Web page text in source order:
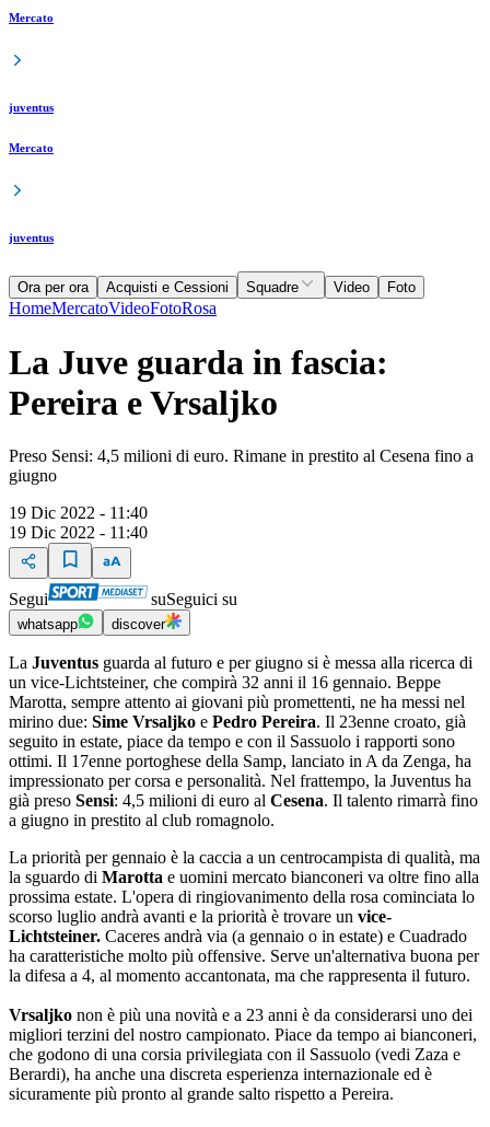
Mercato
juventus
Mercato
juventus
Ora per ora Acquisti e Cessioni Squadre Video Foto
HomeMercatoVideoFotoRosa
La Juve guarda in fascia:
Pereira e Vrsaljko
Preso Sensi: 4,5 milioni di euro. Rimane in prestito al Cesena fino a
giugno
19 Dic 2022 - 11:40
19 Dic 2022 - 11:40
Segui suSeguici su
whatsapp discover
La Juventus guarda al futuro e per giugno si è messa alla ricerca di
un vice-Lichtsteiner, che compirà 32 anni il 16 gennaio. Beppe
Marotta, sempre attento ai giovani più promettenti, ne ha messi nel
mirino due: Sime Vrsaljko e Pedro Pereira. Il 23enne croato, già
seguito in estate, piace da tempo e con il Sassuolo i rapporti sono
ottimi. Il 17enne portoghese della Samp, lanciato in A da Zenga, ha
impressionato per corsa e personalità. Nel frattempo, la Juventus ha
già preso Sensi: 4,5 milioni di euro al Cesena. Il talento rimarrà fino
a giugno in prestito al club romagnolo.
La priorità per gennaio è la caccia a un centrocampista di qualità, ma
la sguardo di Marotta e uomini mercato bianconeri va oltre fino alla
prossima estate. L'opera di ringiovanimento della rosa cominciata lo
scorso luglio andrà avanti e la priorità è trovare un vice-
Lichtsteiner. Caceres andrà via (a gennaio o in estate) e Cuadrado
ha caratteristiche molto più offensive. Serve un'alternativa buona per
la difesa a 4, al momento accantonata, ma che rappresenta il futuro.
Vrsaljko non è più una novità e a 23 anni è da considerarsi uno dei
migliori terzini del nostro campionato. Piace da tempo ai bianconeri,
che godono di una corsia privilegiata con il Sassuolo (vedi Zaza e
Berardi), ha anche una discreta esperienza internazionale ed è
sicuramente più pronto al grande salto rispetto a Pereira.